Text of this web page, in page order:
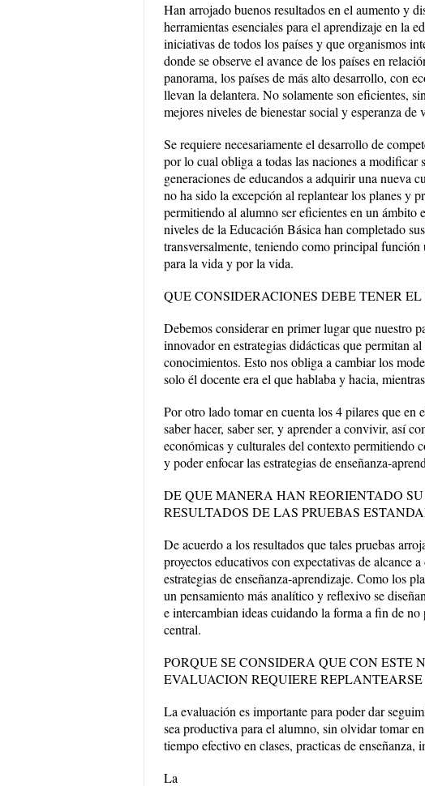
Han arrojado buenos resultados en el aumento y
herramientas esenciales para el aprendizaje en la
iniciativas de todos los países y que organismos
donde se observe el avance de los países en
panorama, los países de más alto desarrollo, con
llevan la delantera. No solamente son eficientes,
mejores niveles de bienestar social y esperanza de
Se requiere necesariamente el desarrollo de
por lo cual obliga a todas las naciones a modificar
generaciones de educandos a adquirir una nueva
no ha sido la excepción al replantear los planes y
permitiendo al alumno ser eficientes en un
niveles de la Educación Básica han completado
transversalmente, teniendo como principal función
para la vida y por la vida.
QUE CONSIDERACIONES DEBE TENER
Debemos considerar en primer lugar que nuestro
innovador en estrategias didácticas que permitan
conocimientos. Esto nos obliga a cambiar los
solo él docente era el que hablaba y hacia,
Por otro lado tomar en cuenta los 4 pilares que en
saber hacer, saber ser, y aprender a convivir, así
económicas y culturales del contexto permitiendo
y poder enfocar las estrategias de enseñanza-
DE QUE MANERA HAN REORIENTADO
RESULTADOS DE LAS PRUEBAS
De acuerdo a los resultados que tales pruebas
proyectos educativos con expectativas de alcance
estrategias de enseñanza-aprendizaje. Como los
un pensamiento más analítico y reflexivo se
e intercambian ideas cuidando la forma a fin de
central.
PORQUE SE CONSIDERA QUE CON
EVALUACION REQUIERE
La evaluación es importante para poder dar
sea productiva para el alumno, sin olvidar tomar
tiempo efectivo en clases, practicas de
La